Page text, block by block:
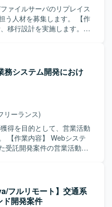
ァイルサーバのリプレイス
材を募集します。 【作
移行設計を実施します。仮
ます。周囲と良質なコミュ
進められる方を歓迎しま
きます。 【開発環
、VLAN、ルーティング、
Veeamを使用します。
務システム開発におけ
リーランス)
得を目的として、営業活動
受託開発案件の営業活動全
ます。あわせて、提案活
応、新規顧客開拓および既
していただきます。 【求
フルリモート】交通系
ド開発案件